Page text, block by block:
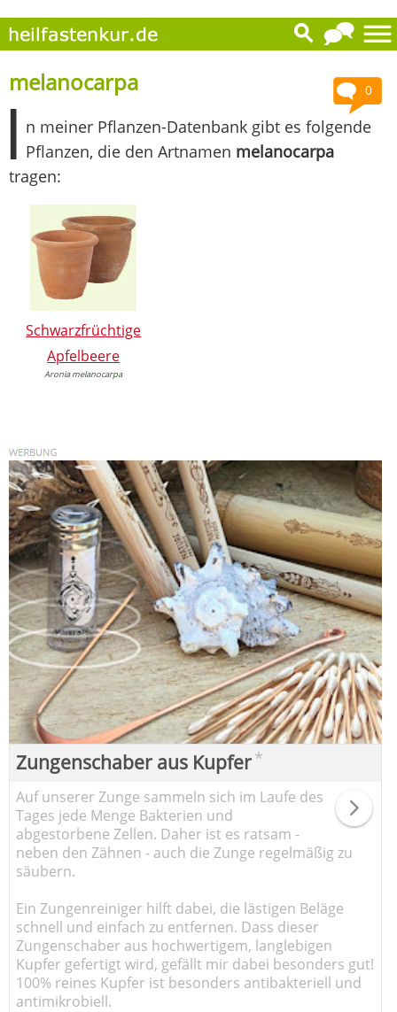
0
melanocarpa
I n meiner Pflanzen-Datenbank gibt es folgende
Pflanzen, die den Artnamen melanocarpa
tragen:
Schwarzfrüchtige
Apfelbeere
Aronia melanocarpa
Zungenschaber aus Kupfer*
Auf unserer Zunge sammeln sich im Laufe des
Tages jede Menge Bakterien und
abgestorbene Zellen. Daher ist es ratsam -
neben den Zähnen - auch die Zunge regelmäßig zu
säubern.
Ein Zungenreiniger hilft dabei, die lästigen Beläge
schnell und einfach zu entfernen. Dass dieser
Zungenschaber aus hochwertigem, langlebigen
Kupfer gefertigt wird, gefällt mir dabei besonders gut!
100% reines Kupfer ist besonders antibakteriell und
antimikrobiell.